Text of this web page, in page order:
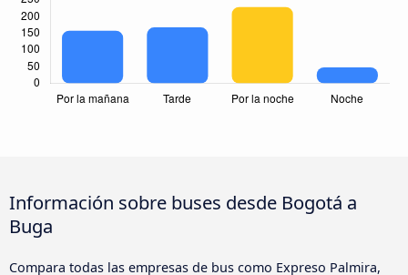
Información sobre buses desde Bogotá a
Buga
Compara todas las empresas de bus como Expreso Palmira,